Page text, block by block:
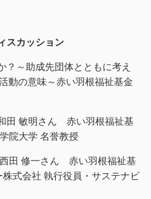
スカッション
～助成先団体とともに考え
動の意味～赤い羽根福祉基金
敏明さん 赤い羽根福祉基
院大学 名誉教授
修一さん 赤い羽根福祉基
式会社 執行役員・サステナビ